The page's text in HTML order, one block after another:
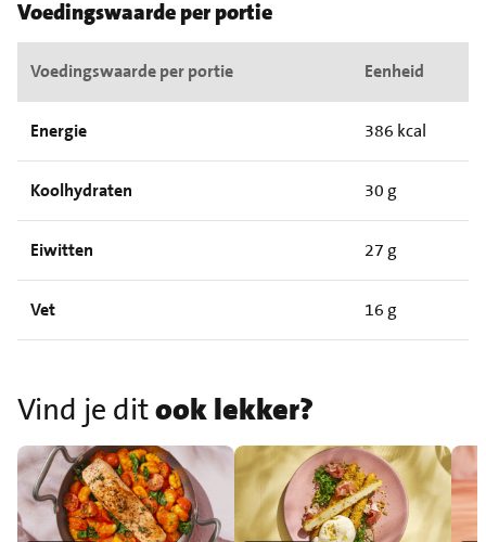
Voedingswaarde per portie
Voedingswaarde per portie Eenheid
Energie 386 kcal
Koolhydraten 30 g
Eiwitten 27 g
Vet 16 g
Vind je ditook lekker?